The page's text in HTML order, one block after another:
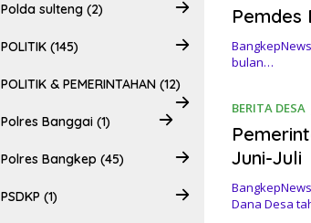
Polda sulteng (2)
POLITIK (145)
POLITIK & PEMERINTAHAN (12)
Polres Banggai (1)
Polres Bangkep (45)
PSDKP (1)
Pemdes
bulan…
BERITA DESA
Juni-Juli
Dana Desa